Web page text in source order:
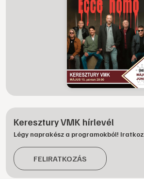
Keresztury VMK hírlevél
Légy naprakész a programokból!
FELIRATKOZÁS